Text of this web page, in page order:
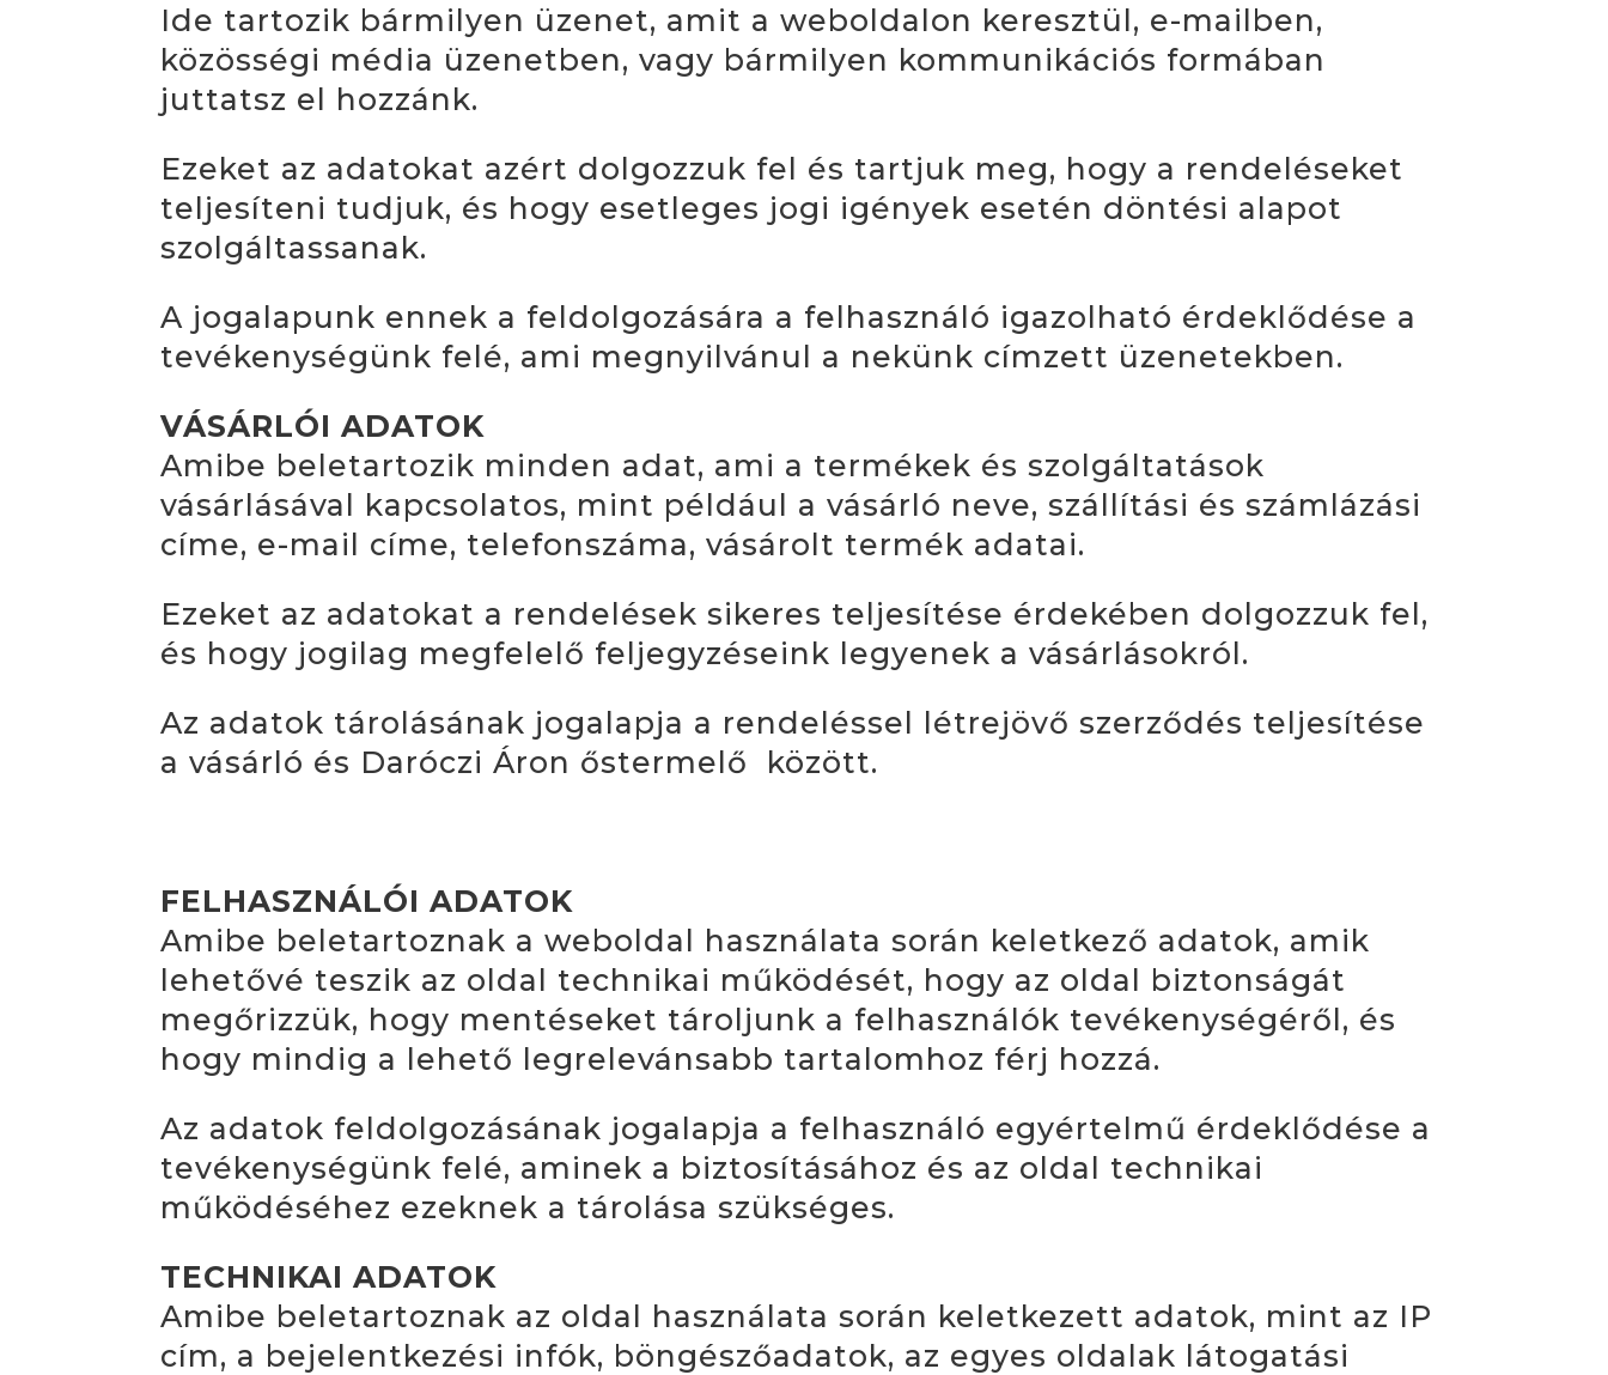
Ide tartozik bármilyen üzenet, amit a weboldalon keresztül, e-mailben,
közösségi média üzenetben, vagy bármilyen kommunikációs formában
juttatsz el hozzánk.
Ezeket az adatokat azért dolgozzuk fel és tartjuk meg, hogy a rendeléseket
teljesíteni tudjuk, és hogy esetleges jogi igények esetén döntési alapot
szolgáltassanak.
A jogalapunk ennek a feldolgozására a felhasználó igazolható érdeklődése a
tevékenységünk felé, ami megnyilvánul a nekünk címzett üzenetekben.
VÁSÁRLÓI ADATOK
Amibe beletartozik minden adat, ami a termékek és szolgáltatások
vásárlásával kapcsolatos, mint például a vásárló neve, szállítási és számlázási
címe, e-mail címe, telefonszáma, vásárolt termék adatai.
Ezeket az adatokat a rendelések sikeres teljesítése érdekében dolgozzuk fel,
és hogy jogilag megfelelő feljegyzéseink legyenek a vásárlásokról.
Az adatok tárolásának jogalapja a rendeléssel létrejövő szerződés teljesítése
a vásárló és Daróczi Áron őstermelő között.
FELHASZNÁLÓI ADATOK
Amibe beletartoznak a weboldal használata során keletkező adatok, amik
lehetővé teszik az oldal technikai működését, hogy az oldal biztonságát
megőrizzük, hogy mentéseket tároljunk a felhasználók tevékenységéről, és
hogy mindig a lehető legrelevánsabb tartalomhoz férj hozzá.
Az adatok feldolgozásának jogalapja a felhasználó egyértelmű érdeklődése a
tevékenységünk felé, aminek a biztosításához és az oldal technikai
működéséhez ezeknek a tárolása szükséges.
TECHNIKAI ADATOK
Amibe beletartoznak az oldal használata során keletkezett adatok, mint az IP
cím, a bejelentkezési infók, böngészőadatok, az egyes oldalak látogatási